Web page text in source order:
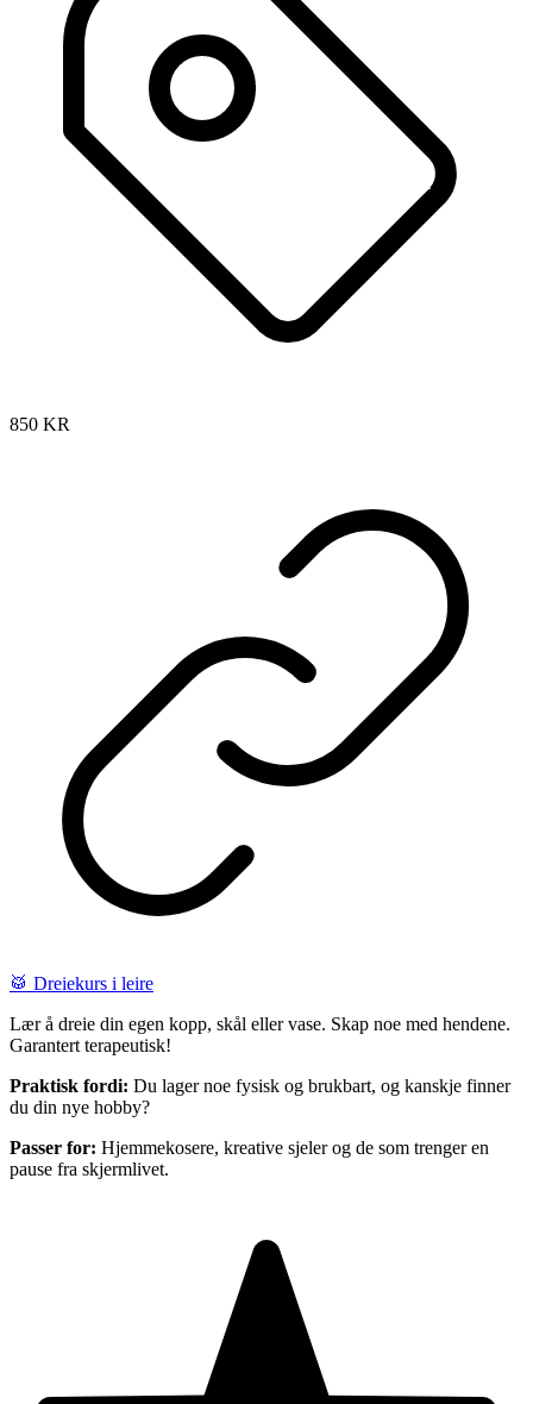
850 KR
🥁 Dreiekurs i leire
Lær å dreie din egen kopp, skål eller vase. Skap noe med hendene.
Garantert terapeutisk!
Praktisk fordi: Du lager noe fysisk og brukbart, og kanskje finner
du din nye hobby?
Passer for: Hjemmekosere, kreative sjeler og de som trenger en
pause fra skjermlivet.